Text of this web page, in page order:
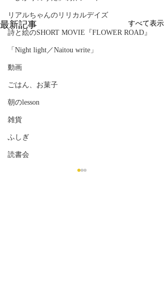
リアルちゃんのリリカルデイズ
詩と絵のSHORT MOVIE『FLOWER ROAD』
「Night light／Naitou write」
動画
ごはん、お菓子
朝のlesson
雑貨
ふしぎ
読書会
最新記事 すべて表示